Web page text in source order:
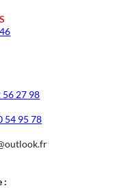
56 27 98
54 95 78
: